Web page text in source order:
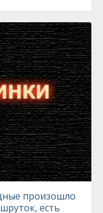
произошло
есть